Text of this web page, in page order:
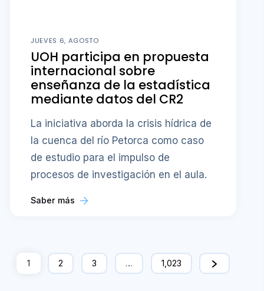
JUEVES 6, AGOSTO
UOH participa en propuesta
internacional sobre
enseñanza de la estadística
mediante datos del CR2
La iniciativa aborda la crisis hídrica de
la cuenca del río Petorca como caso
de estudio para el impulso de
procesos de investigación en el aula.
Saber más
1 2 3 … 1,023